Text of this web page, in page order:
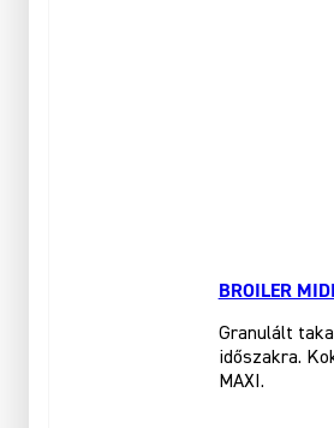
BROILER
Granulált
időszakra.
MAXI.